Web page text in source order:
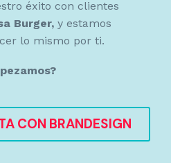
éxito con clientes
Burger, y estamos
lo mismo por ti.
CON BRANDESIGN